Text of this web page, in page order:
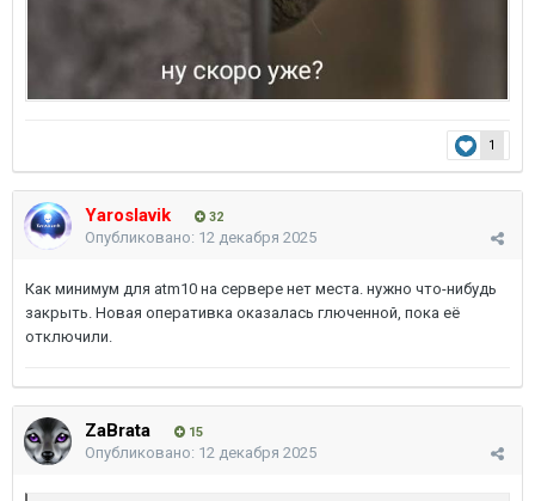
1
Yaroslavik 32
Опубликовано: 12 декабря 2025
Как минимум для atm10 на сервере нет места. нужно что-нибудь
закрыть. Новая оперативка оказалась глюченной, пока её
отключили.
ZaBrata 15
Опубликовано: 12 декабря 2025